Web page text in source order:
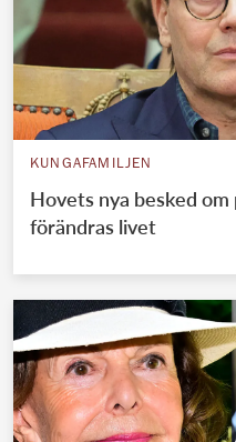
KUNGAFAMILJEN
Hovets nya besked om
förändras livet